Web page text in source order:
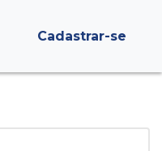
Cadastrar-se